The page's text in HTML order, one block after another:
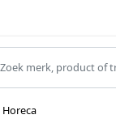
Horeca